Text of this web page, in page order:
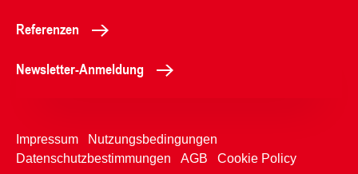
Referenzen
Newsletter-Anmeldung
Impressum
Nutzungsbedingungen
Datenschutzbestimmungen
AGB Cookie Policy